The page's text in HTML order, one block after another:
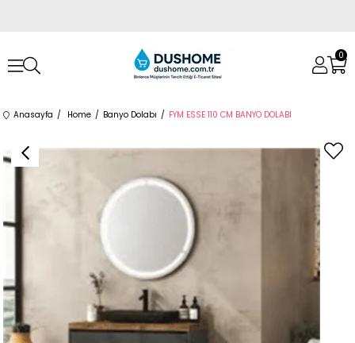
0
Anasayfa Home Banyo Dolabı FYM ESSE 110 CM BANYO DOLABI